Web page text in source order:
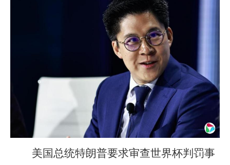
美国总统特朗普要求审查世界杯判罚事